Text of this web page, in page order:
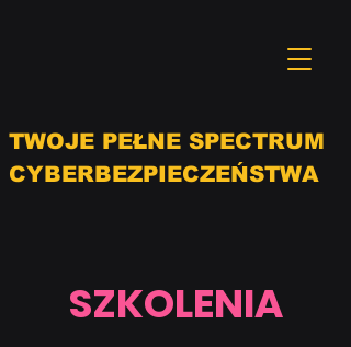
TWOJE PEŁNE SPECTRUM
CYBERBEZPIECZEŃSTWA
SZKOLENIA